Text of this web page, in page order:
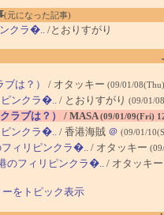
(元になった記事)
クラ�.. /とおりすがり
は？） / オタッキー (09/01/
ンクラ�.. / とおりすがり (09/01/
ラブは？） / MASA(09/01/09(Fri)
ンクラ�.. / 香港海賊 ＠ (09/01/
ィリピンクラ�.. / オタッキー
のフィリピンクラ�.. / オタッキ
ーをトピック表示